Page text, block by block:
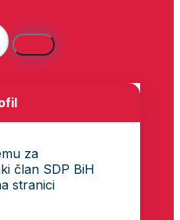
za
član SDP BiH
stranici